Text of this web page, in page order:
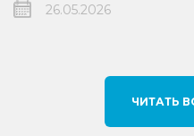
26.05.2026
ЧИТАТЬ